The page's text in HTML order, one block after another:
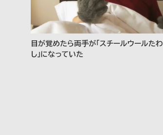
目が覚めたら両手が「スチールウールたわ
し」になっていた